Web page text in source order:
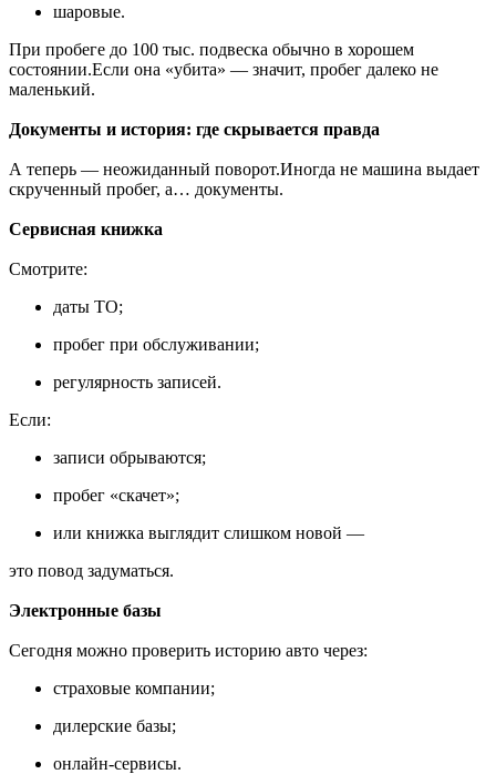
шаровые.
При пробеге до 100 тыс. подвеска обычно в хорошем
состоянии.Если она «убита» — значит, пробег далеко не
маленький.
Документы и история: где скрывается правда
А теперь — неожиданный поворот.Иногда не машина выдает
скрученный пробег, а… документы.
Сервисная книжка
Смотрите:
даты ТО;
пробег при обслуживании;
регулярность записей.
Если:
записи обрываются;
пробег «скачет»;
или книжка выглядит слишком новой —
это повод задуматься.
Электронные базы
Сегодня можно проверить историю авто через:
страховые компании;
дилерские базы;
онлайн-сервисы.